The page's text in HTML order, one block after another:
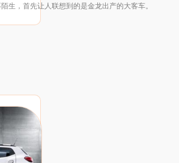
生，首先让人联想到的是金龙出产的大客车。